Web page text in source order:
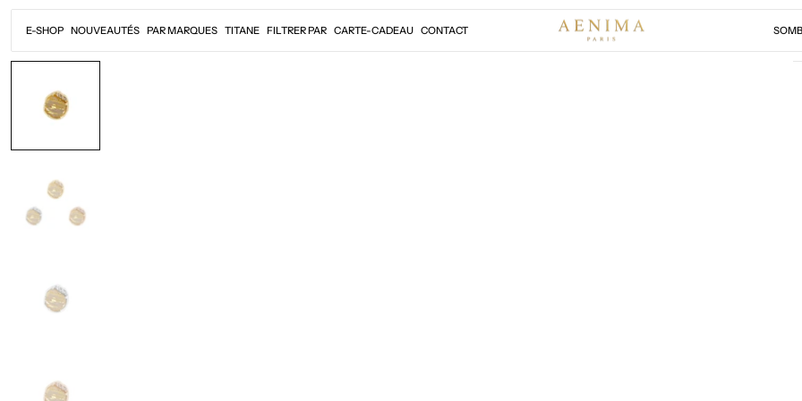
Passer
contenu
E-SHOP NOUVEAUTÉS PAR MARQUES TITANE FILTRER PAR CARTE-CADEAU CONTACT